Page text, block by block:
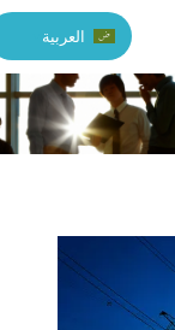
العربية